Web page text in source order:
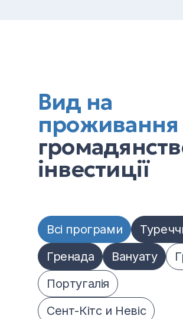
Вид на
проживання
інвестиції
Всі програми
Гренада
Вануату
Португалія
Сент-Кітс и Невіс